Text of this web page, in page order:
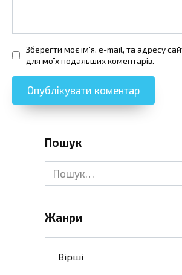
Зберегти моє ім'я, e-mail, та адресу
для моїх подальших коментарів.
Пошук
Search
for:
Жанри
Вірші